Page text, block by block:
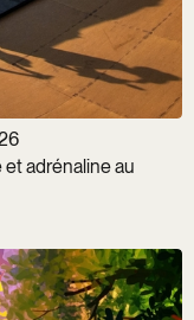
adrénaline au